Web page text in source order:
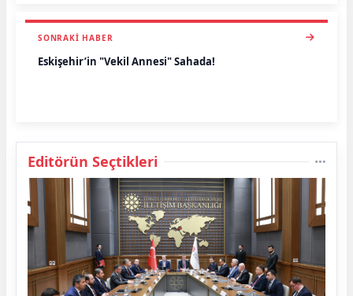
SONRAKI HABER
Eskişehir’in "Vekil Annesi" Sahada!
Editörün Seçtikleri